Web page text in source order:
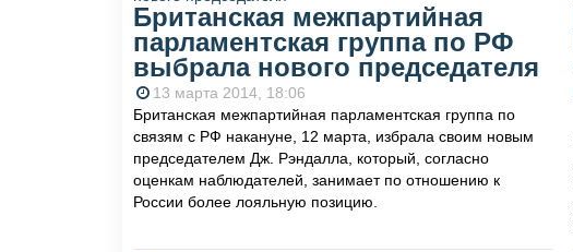
Британская межпартийная
парламентская группа по РФ
выбрала нового председателя
13 марта 2014, 18:06
Британская межпартийная парламентская группа по
связям с РФ накануне, 12 марта, избрала своим новым
председателем Дж. Рэндалла, который, согласно
оценкам наблюдателей, занимает по отношению к
России более лояльную позицию.